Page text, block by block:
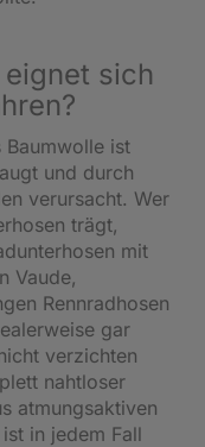
sich
Baumwolle ist
und durch
verursacht. Wer
trägt,
mit
Vaude,
Rennradhosen
gar
verzichten
nahtloser
atmungsaktiven
in jedem Fall